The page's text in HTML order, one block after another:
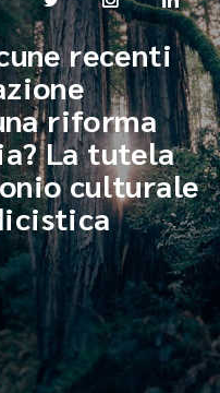
recenti
riforma
La tutela
culturale